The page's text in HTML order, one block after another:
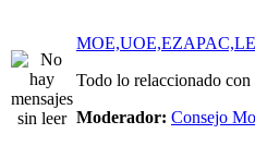
Todo lo relaccionado con
Moderador: Consejo